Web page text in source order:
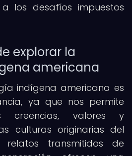
los desafíos impuestos
explorar la
americana
indígena americana es
ya que nos permite
creencias, valores y
culturas originarias del
relatos transmitidos de